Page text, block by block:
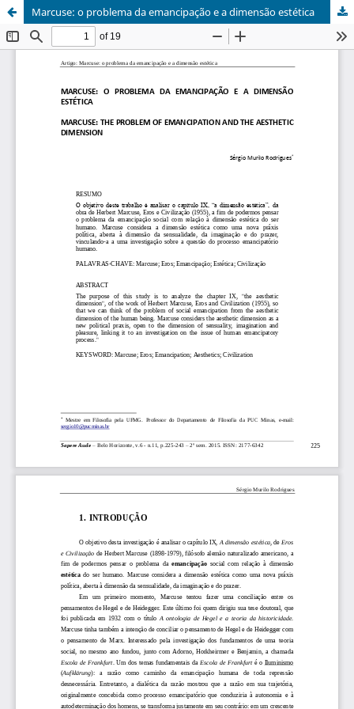
Marcuse: o problema da emancipação e a dimensão estética